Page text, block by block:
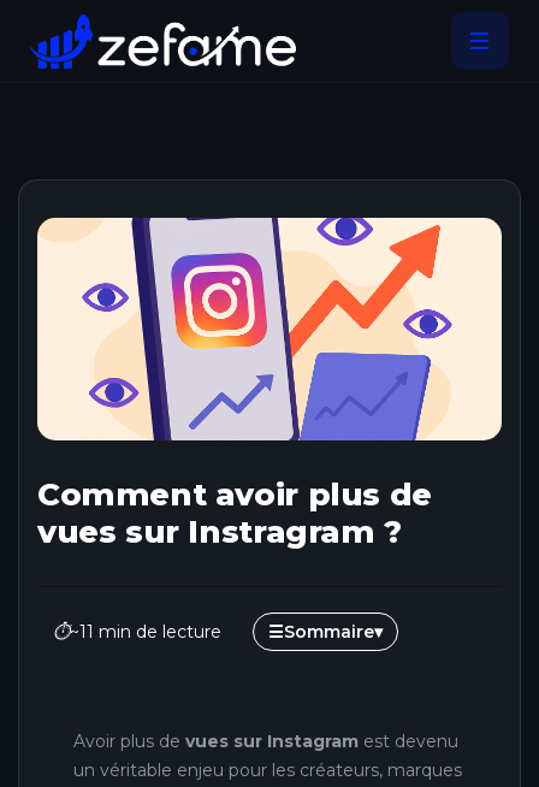
Comment avoir plus de
vues sur Instragram ?
⏱~11 min de lecture ☰Sommaire▾
Avoir plus de vues sur Instagram est devenu
un véritable enjeu pour les créateurs, marques